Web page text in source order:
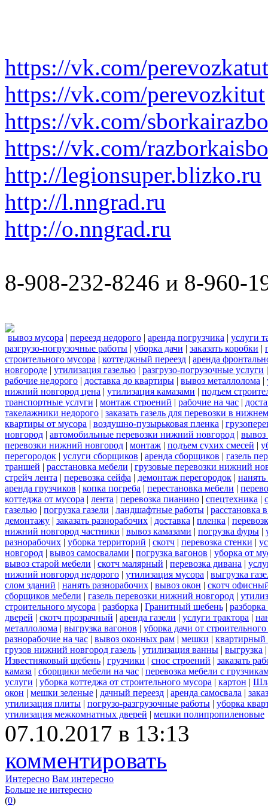
https://vk.com/perevozkatut
https://vk.com/perevozkitut
https://vk.com/
https://vk.com/
http://legionsuper.blizko.ru
http://l.nngrad.ru
http://o.nngrad.ru
8-908-232-8246 и 8-960-
вывоз мусора | переезд недорого | аренда погрузчика | услуги
разгрузо-погрузочные работы | уборка дачи | заказать коробки |
строительного мусора | коттеджный переезд | аренда
новгороде | утилизация газелью | разгрузо-погрузочные услуги
рабочие недорого | доставка до квартиры | вывоз металлолома |
нижний новгород цена | утилизация камазами | подъем
транспортные услуги | монтаж строений | рабочие на час |
такелажники недорого | заказать газель для перевозки в
квартиры от мусора | воздушно-пузырьковая пленка |
новгород | автомобильные перевозки нижний новгород | вывоз
перевозки нижний новгород | монтаж | подъем сухих смесей |
перегородок | услуги сборщиков | аренда сборщиков | газель
траншей | расстановка мебели | грузовые перевозки нижний
стрейч лента | перевозка сейфа | демонтаж перегородок |
аренда грузчиков | копка погреба | перестановка мебели |
коттеджа от мусора | лента | перевозка пианино | спецтехника |
газелью | погрузка газели | ландшафтные работы | расстановка
демонтажу | заказать разнорабочих | доставка | пленка |
нижний новгород частники | вывоз камазами | погрузка фуры |
разнорабочих | уборка территорий | скотч | перевозка стенки |
новгород | вывоз самосвалами | погрузка вагонов | уборка от
вывоз старой мебели | скотч малярный | перевозка дивана |
нижний новгород недорого | утилизация мусора | выгрузка
слом зданий | нанять разнорабочих | вывоз окон | скотч
сборщиков мебели | газель перевозки нижний новгород |
строительного мусора | разборка | Гранитный щебень |
дверей | скотч прозрачный | аренда газели | услуги трактора |
металлолома | выгрузка вагонов | уборка дачи от
разнорабочие на час | вывоз оконных рам | мешки | квартирный
грузов нижний новгород газель | утилизация ванны | выгрузка
Известняковый щебень | грузчики | снос строений | заказать
камаза | сборщики мебели на час | перевозка мебели с
услуги | уборка коттеджа от строительного мусора | картон |
окон | мешки зеленые | дачный переезд | аренда самосвала |
утилизация плиты | погрузо-разгрузочные работы | уборка
утилизация межкомнатных дверей | мешки полипропиленовые
07.10.2017 в 13:13
комментировать
Интересно Вам интересно
Больше не интересно
(0)